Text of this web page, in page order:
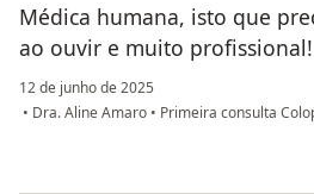
Médica humana, isto que
ao ouvir e muito profissional!
12 de junho de 2025
• Dra. Aline Amaro • Primeira consulta